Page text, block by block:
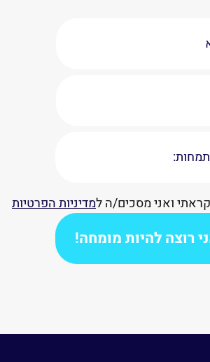
ואני מסכים/ה למדיניות הפרטיות